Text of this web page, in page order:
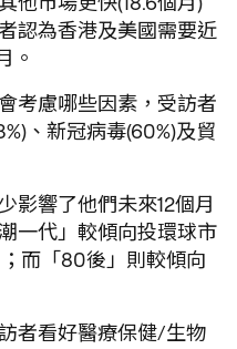
認為香港及美國需要近
。
考慮哪些因素，受訪者
、新冠病毒(60%)及貿
影響了他們未來12個月
一代」較傾向投環球市
而「80後」則較傾向
者看好醫療保健/生物